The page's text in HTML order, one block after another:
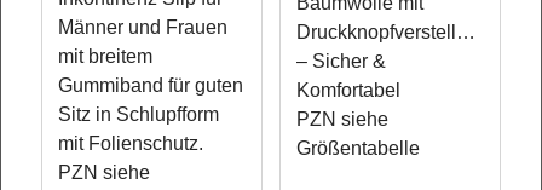
Männer und Frauen
mit breitem
Gummiband für guten
Sitz in Schlupfform
mit Folienschutz.
PZN siehe
Druckknopfverstellung
– Sicher &
Komfortabel
PZN siehe
Größentabelle